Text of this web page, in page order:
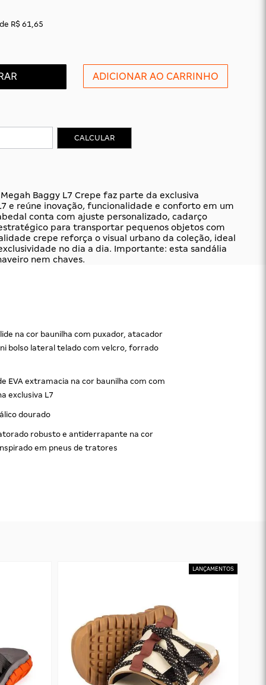
R$ 61,65
CALCULAR
Baggy L7 Crepe faz parte da exclusiva
e reúne inovação, funcionalidade e conforto em um
conta com ajuste personalizado, cadarço
para transportar pequenos objetos com
crepe reforça o visual urbano da coleção, ideal
no dia a dia. Importante: esta sandália
nem chaves.
na cor baunilha com puxador, atacador
bolso lateral telado com velcro, forrado
EVA extramacia na cor baunilha com com
exclusiva L7
dourado
robusto e antiderrapante na cor
em pneus de tratores